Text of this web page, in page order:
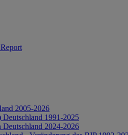
2005-2026
1991-2025
2024-2026